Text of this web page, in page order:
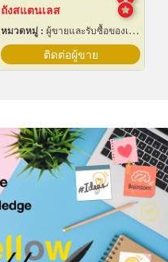
ถังสแตนเลส
หมวดหมู่ : ผู้ขายและรับซื้อของเก่าและเศษเหล็ก
ติดต่อผู้ขาย